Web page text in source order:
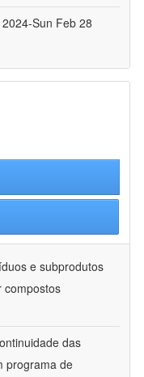
Sun Feb 28
e subprodutos
compostos
das
programa de